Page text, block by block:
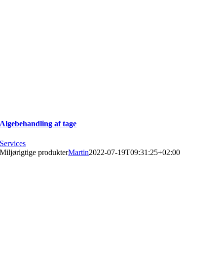
Algebehandling af tage
Services
Miljørigtige produkterMartin2022-07-19T09:31:25+02:00